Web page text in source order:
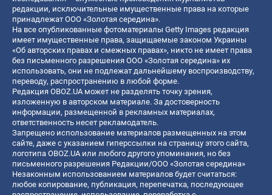
редакции, исключительные имущественные права на которые
принадлежат ООО «Золотая середина».
На все опубликованные фотоматериалы Getty Images редакция
имеет имущественные права, защищаемые законом Украины
«Об авторских правах и смежных правах», никто не имеет права
без письменного разрешения ООО «Золотая середина» их
использовать, они не подлежат дальнейшему воспроизводству,
переводу, распространению в любой форме.
Редакция OBOZ.UA может не разделять точку зрения,
изложенную в авторском материале. За достоверность
информации, размещенной в рекламных материалах,
ответственность несет рекламодатель.
Запрещено использование материалов размещенных на этом
сайте, даже с указанием гиперссылки на страницу этого сайта,
логотипа OBOZ.UA или любого другого упоминания, но без
письменного разрешения Редакции/ООО «Золотая середина»
Незаконным использованием материалов будет считаться:
любое копирование, публикация, перепечатка, последующее